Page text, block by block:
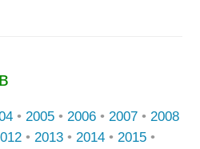
• 2005 • 2006 • 2007 • 2008
• 2013 • 2014 • 2015 •